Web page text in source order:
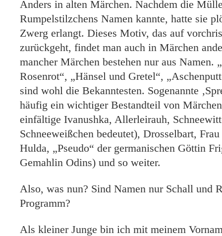
Anders in alten Märchen. Nachdem die
Rumpelstilzchens Namen kannte, hatte sie
Zwerg erlangt. Dieses Motiv, das auf
zurückgeht, findet man auch in Märchen
mancher Märchen bestehen nur aus Namen.
Rosenrot“, „Hänsel und Gretel“,
sind wohl die Bekanntesten. Sogenannte
häufig ein wichtiger Bestandteil von
einfältige Ivanushka, Allerleirauh,
Schneeweißchen bedeutet), Drosselbart,
Hulda, „Pseudo“ der germanischen Göttin
Gemahlin Odins) und so weiter.
Also, was nun? Sind Namen nur Schall und
Programm?
Als kleiner Junge bin ich mit meinem